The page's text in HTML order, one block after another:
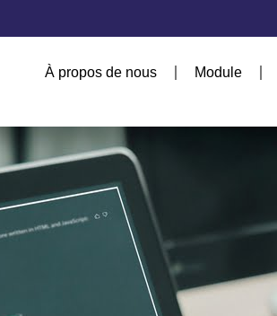
À propos de nous Module